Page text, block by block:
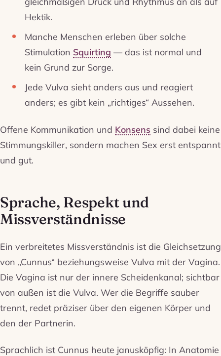
Hektik.
Manche Menschen erleben über solche
Stimulation Squirting — das ist normal und
kein Grund zur Sorge.
Jede Vulva sieht anders aus und reagiert
anders; es gibt kein „richtiges“ Aussehen.
Offene Kommunikation und Konsens sind dabei keine
Stimmungskiller, sondern machen Sex erst entspannt
und gut.
Sprache, Respekt und
Missverständnisse
Ein verbreitetes Missverständnis ist die Gleichsetzung
von „Cunnus“ beziehungsweise Vulva mit der Vagina.
Die Vagina ist nur der innere Scheidenkanal; sichtbar
von außen ist die Vulva. Wer die Begriffe sauber
trennt, redet präziser über den eigenen Körper und
den der Partnerin.
Sprachlich ist Cunnus heute janusköpfig: In Anatomie